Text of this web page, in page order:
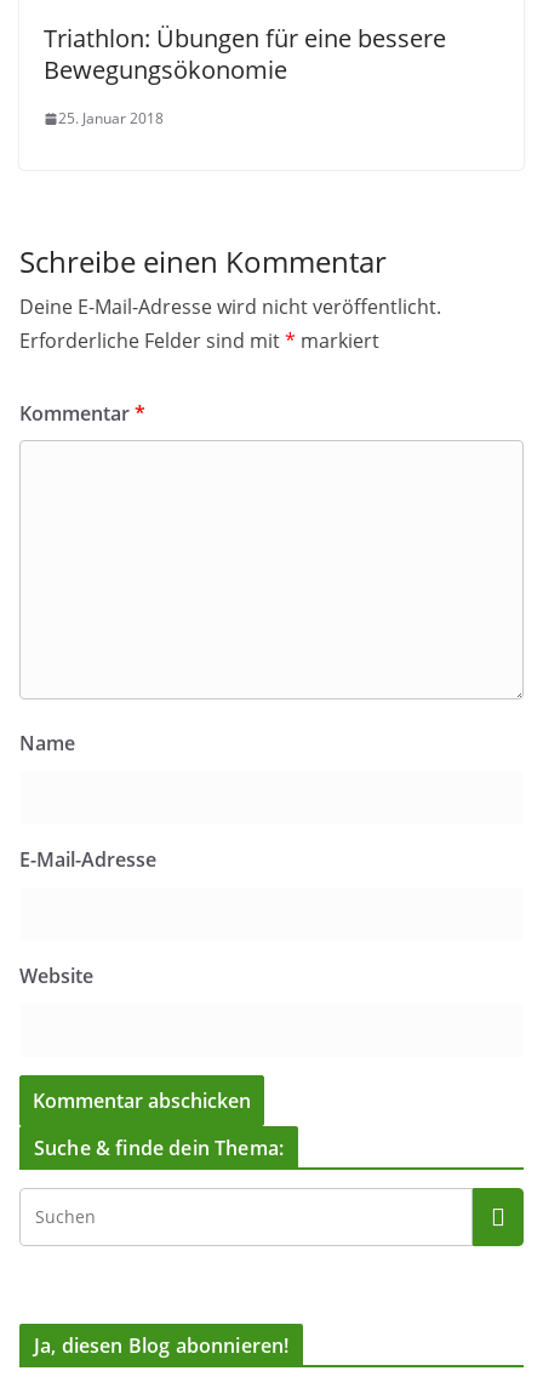
Triathlon: Übungen für eine bessere
Bewegungsökonomie
25. Januar 2018
Schreibe einen Kommentar
Deine E-Mail-Adresse wird nicht veröffentlicht.
Erforderliche Felder sind mit* markiert
Kommentar*
Name
E-Mail-Adresse
Website
Suche & finde dein Thema:
Ja, diesen Blog abonnieren!